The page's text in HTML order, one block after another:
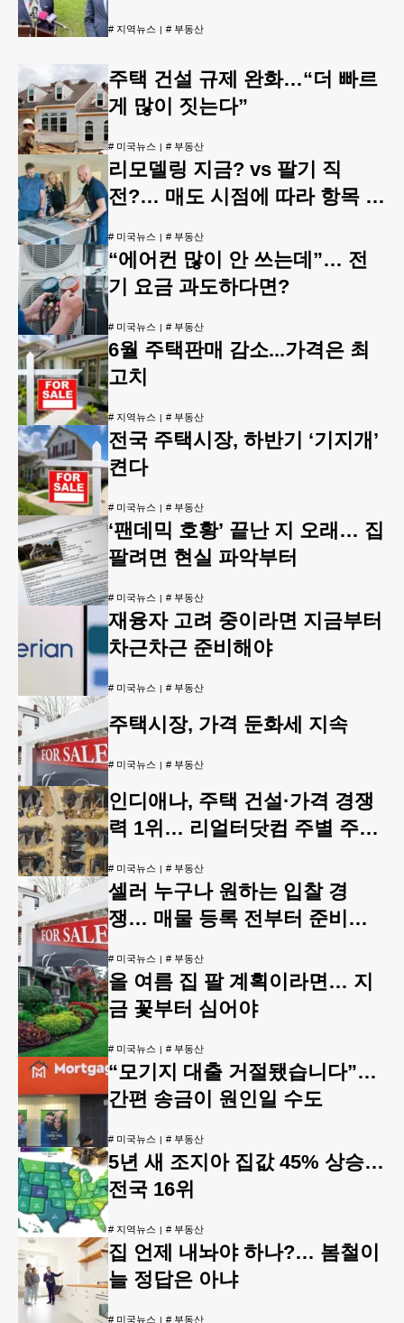
# 지역뉴스 # 부동산
주택 건설 규제 완화…“더 빠르
게 많이 짓는다”
# 미국뉴스 # 부동산
리모델링 지금? vs 팔기 직
전?… 매도 시점에 따라 항목 선
# 미국뉴스 # 부동산
“에어컨 많이 안 쓰는데”… 전
기 요금 과도하다면?
# 미국뉴스 # 부동산
6월 주택판매 감소...가격은 최
고치
# 지역뉴스 # 부동산
전국 주택시장, 하반기 ‘기지개’
켠다
# 미국뉴스 # 부동산
‘팬데믹 호황’ 끝난 지 오래… 집
팔려면 현실 파악부터
# 미국뉴스 # 부동산
재융자 고려 중이라면 지금부터
차근차근 준비해야
# 미국뉴스 # 부동산
주택시장, 가격 둔화세 지속
# 미국뉴스 # 부동산
인디애나, 주택 건설·가격 경쟁
력 1위… 리얼터닷컴 주별 주택
# 미국뉴스 # 부동산
셀러 누구나 원하는 입찰 경
쟁… 매물 등록 전부터 준비해
# 미국뉴스 # 부동산
올 여름 집 팔 계획이라면… 지
금 꽃부터 심어야
# 미국뉴스 # 부동산
“모기지 대출 거절됐습니다”…
간편 송금이 원인일 수도
# 미국뉴스 # 부동산
5년 새 조지아 집값 45% 상승…
전국 16위
# 지역뉴스 # 부동산
집 언제 내놔야 하나?… 봄철이
늘 정답은 아냐
# 미국뉴스 # 부동산